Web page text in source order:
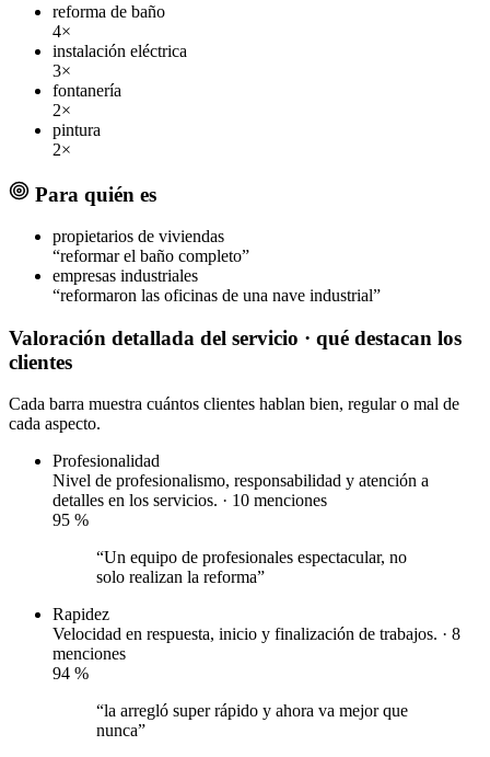
reforma de baño
4×
instalación eléctrica
3×
fontanería
2×
pintura
2×
Para quién es
propietarios de viviendas
“reformar el baño completo”
empresas industriales
“reformaron las oficinas de una nave industrial”
Valoración detallada del servicio · qué destacan los
clientes
Cada barra muestra cuántos clientes hablan bien, regular o mal de
cada aspecto.
Profesionalidad
Nivel de profesionalismo, responsabilidad y atención a
detalles en los servicios. · 10 menciones
95 %
“Un equipo de profesionales espectacular, no
solo realizan la reforma”
Rapidez
Velocidad en respuesta, inicio y finalización de trabajos. · 8
menciones
94 %
“la arregló super rápido y ahora va mejor que
nunca”